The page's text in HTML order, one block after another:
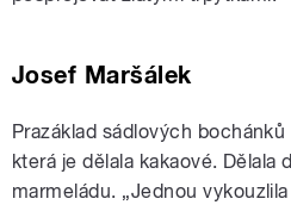
Josef Maršálek
Prazáklad sádlových
která je dělala kakaové. Dělala
marmeládu. „Jednou